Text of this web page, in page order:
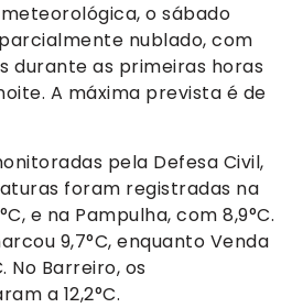
o sábado
nublado, com
durante as primeiras horas
A máxima prevista é de
pela Defesa Civil,
foram registradas na
e na Pampulha, com 8,9°C.
9,7°C, enquanto Venda
No Barreiro, os
a 12,2°C.